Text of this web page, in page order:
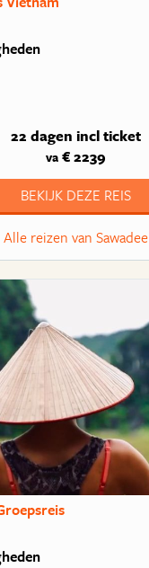
22 dagen incl ticket
va€ 2239
BEKIJK DEZE REIS
Alle reizen van Sawadee